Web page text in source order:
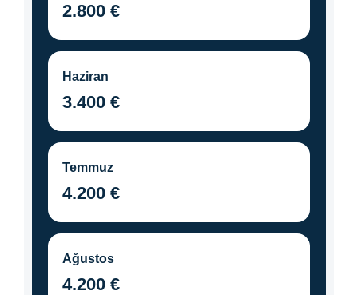
2.800 €
Haziran
3.400 €
Temmuz
4.200 €
Ağustos
4.200 €